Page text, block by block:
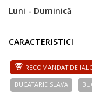
Luni - Duminică
CARACTERISTICI
RECOMANDAT DE
BUCÃTÃRIE SLAVA